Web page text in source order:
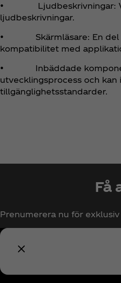
• Ljudbeskrivningar:
ljudbeskrivningar.
• Skärmläsare: En del
kompatibilitet med
• Inbäddade
utvecklingsprocess och
tillgänglighetsstandarder.
Få
Prenumerera nu för